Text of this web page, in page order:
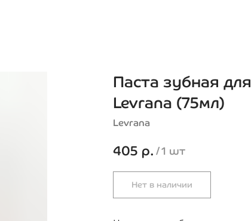
Паста зубная
Levrana (75мл)
Levrana
405 р. /1 шт
Нет в наличии